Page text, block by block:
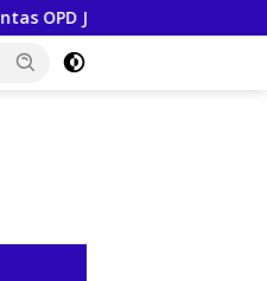
Peserta JKN